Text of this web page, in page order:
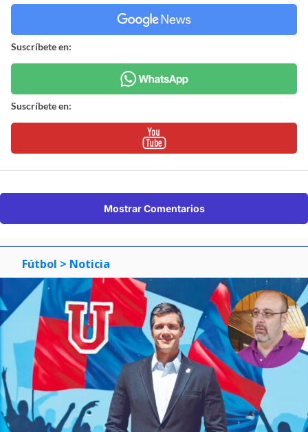
Suscríbete en:
Suscríbete en:
Mostrar Comentarios
Fútbol > Noticia